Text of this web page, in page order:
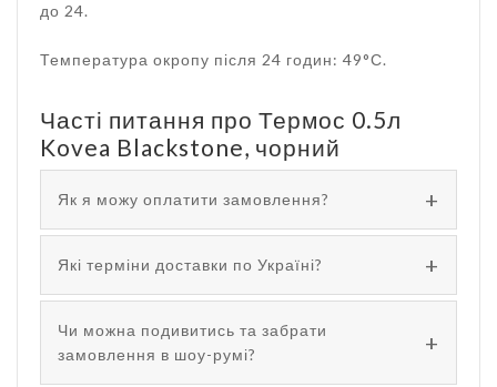
до 24.
Температура окропу після 24 годин: 49°С.
Часті питання про Термос 0.5л
Kovea Blackstone, чорний
Як я можу оплатити замовлення?
Які терміни доставки по Україні?
Чи можна подивитись та забрати
замовлення в шоу-румі?